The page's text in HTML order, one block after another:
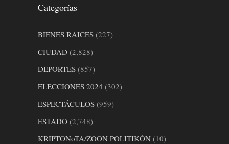
Categorías
BIENES RAICES (227)
CIUDAD (2,828)
DEPORTES (857)
ELECCIONES 2024 (302)
ESPECTÁCULOS (959)
ESTADO (2,748)
KRIPTONoTA/ZOON POLITIKÓN (10)